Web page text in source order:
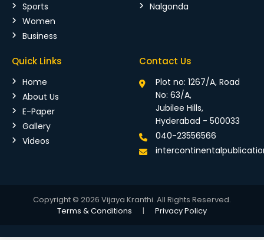
Sports
Women
Business
Nalgonda
Quick Links
Home
About Us
E-Paper
Gallery
Videos
Contact Us
Plot no: 1267/A, Road
No: 63/A,
Jubilee Hills,
Hyderabad - 500033
040-23556566
Copyright © 2026 Vijaya Kranthi. All Rights Reserved.
Terms & Conditions
| Privacy Policy